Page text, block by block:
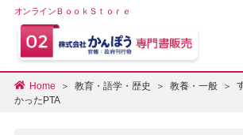
オンラインＢｏｏｋＳｔｏｒｅ
Home 教育・語学・歴史 教養・一般
かったPTA